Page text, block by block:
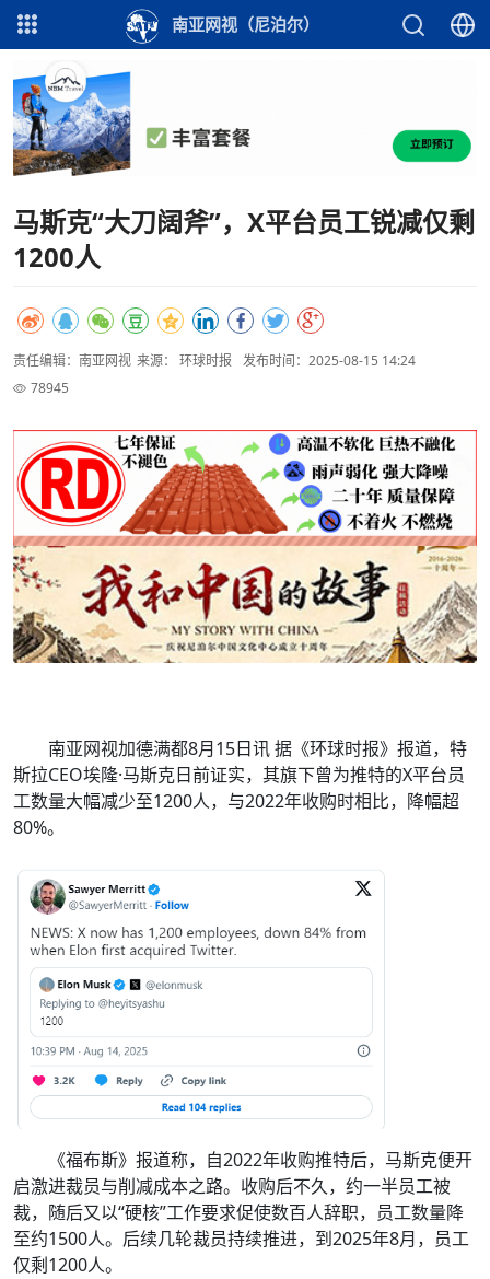
南亚网视（尼泊尔）
马斯克“大刀阔斧”，X平台员工锐减仅剩
1200人
责任编辑：南亚网视 来源： 环球时报
发布时间：2025-08-15 14:24
78945
南亚网视加德满都8月15日讯 据《环球时报》报道，特
斯拉CEO埃隆·马斯克日前证实，其旗下曾为推特的X平台员
工数量大幅减少至1200人，与2022年收购时相比，降幅超
80%。
《福布斯》报道称，自2022年收购推特后，马斯克便开
启激进裁员与削减成本之路。收购后不久，约一半员工被
裁，随后又以“硬核”工作要求促使数百人辞职，员工数量降
至约1500人。后续几轮裁员持续推进，到2025年8月，员工
仅剩1200人。